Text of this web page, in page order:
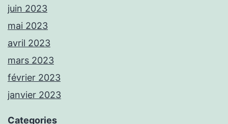
juin 2023
mai 2023
avril 2023
mars 2023
février 2023
janvier 2023
Categories